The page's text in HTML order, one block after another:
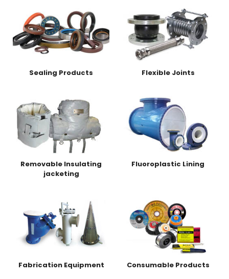
Sealing Products Flexible Joints
Removable Insulating
jacketing
Fluoroplastic Lining
Fabrication Equipment Consumable Products